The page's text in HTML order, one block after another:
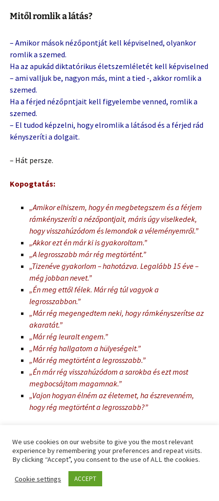
Mitől romlik a látás?
– Amikor mások nézőpontját kell képviselned, olyankor
romlik a szemed.
Ha az apukád diktatórikus életszemléletét kell képviselned
– ami valljuk be, nagyon más, mint a tied -, akkor romlik a
szemed.
Ha a férjed nézőpntjait kell figyelembe venned, romlik a
szemed.
– El tudod képzelni, hogy elromlik a látásod és a férjed rád
kényszeríti a dolgait.
– Hát persze.
Kopogtatás:
„Amikor elhiszem, hogy én megbetegszem és a férjem
rámkényszeríti a nézőpontjait, máris úgy viselkedek,
hogy visszahúzódom és lemondok a véleményemről.”
„Akkor ezt én már ki is gyakoroltam.”
„A legrosszabb már rég megtörtént.”
„Tizenéve gyakorlom – hahotázva. Legalább 15 éve –
még jobban nevet.”
„Én meg ettől félek. Már rég túl vagyok a
legrosszabbon.”
„Már rég megengedtem neki, hogy rámkényszerítse az
akaratát.”
„Már rég leuralt engem.”
„Már rég hallgatom a hülyeségeit.”
„Már rég megtörtént a legrosszabb.”
„Én már rég visszahúzódom a sarokba és ezt most
megbocsájtom magamnak.”
„Vajon hogyan élném az életemet, ha észrevenném,
hogy rég megtörtént a legrosszabb?”
– Jó érzés arra gondolni, hogy ennél már nem lehet rosszabb?
– elgondolkodva üldögél.
We use cookies on our website to give you the most relevant
experience by remembering your preferences and repeat visits.
By clicking “Accept”, you consent to the use of ALL the cookies.
Cookie settings ACCEPT